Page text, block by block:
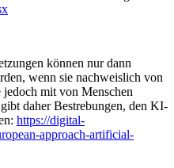
können nur dann
wenn sie nachweislich von
mit von Menschen
daher Bestrebungen, den KI-
https://digital-
approach-artificial-